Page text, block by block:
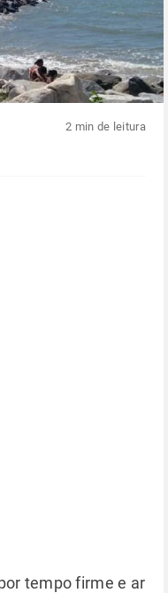
2 min de leitura
tempo firme e ar